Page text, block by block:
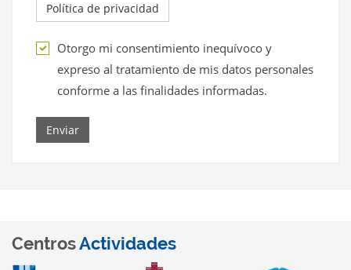
Política de privacidad
Otorgo mi consentimiento inequívoco y
expreso al tratamiento de mis datos personales
conforme a las finalidades informadas.
Enviar
CentrosActividades